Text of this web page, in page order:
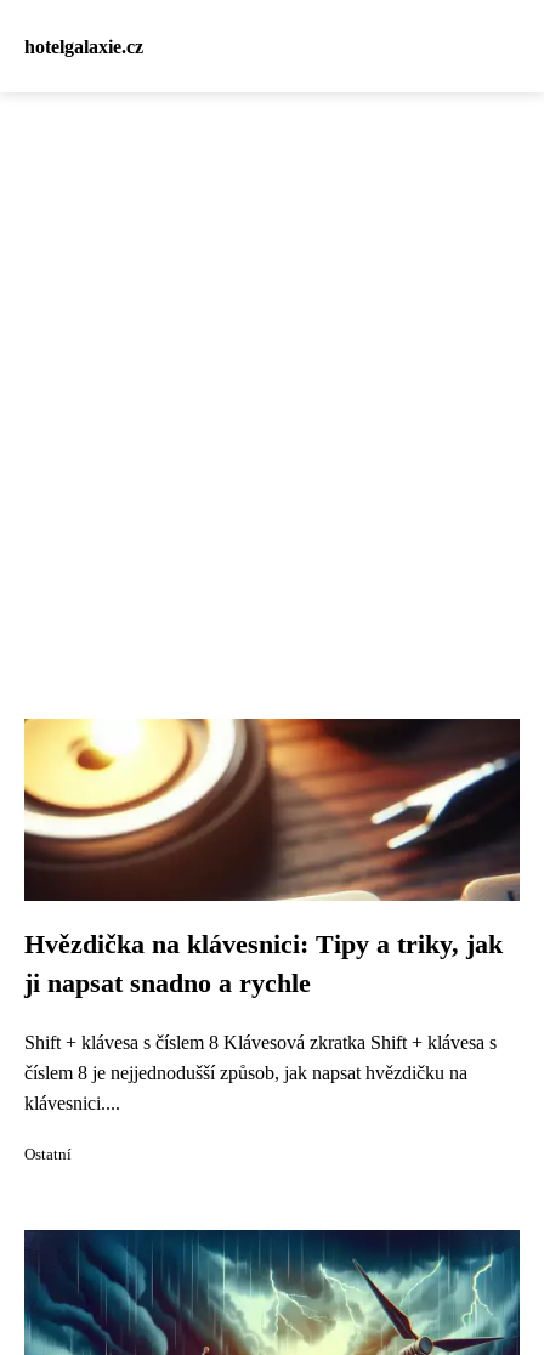
hotelgalaxie.cz
Hvězdička na klávesnici: Tipy a triky, jak
ji napsat snadno a rychle
Shift + klávesa s číslem 8 Klávesová zkratka Shift + klávesa s
číslem 8 je nejjednodušší způsob, jak napsat hvězdičku na
klávesnici....
Ostatní